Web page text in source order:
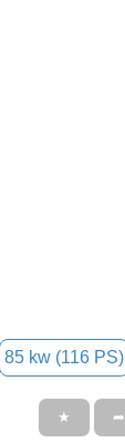
85 kw (116 PS)
★ ➦